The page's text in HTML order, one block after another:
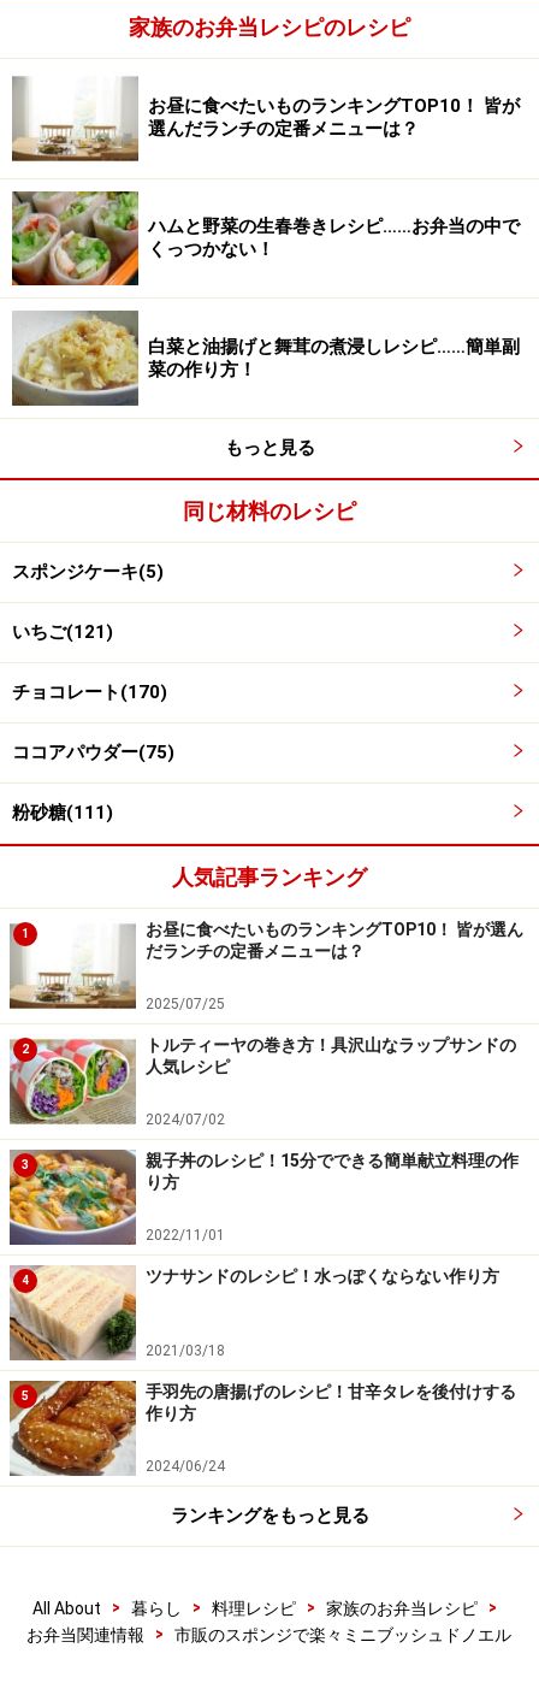
2
チョコクリームを作る
（チョコクリームを作る）生クリームに砂糖を加えて8
分立てにし、湯せんしたチョコレートと合わせてラム酒
3
モカクリームを作る
（モカクリームを作る）生クリームに砂糖を加えて9分
立てにし、熱湯で溶かしたインスタントコーヒーの粗熱
をとったものとラム酒を加えて合わせます。
家族のお弁当レシピのレシピ
お昼に食べたいものランキングTOP10！ 皆が
選んだランチの定番メニューは？
ハムと野菜の生春巻きレシピ……お弁当の中で
くっつかない！
白菜と油揚げと舞茸の煮浸しレシピ……簡単副
菜の作り方！
もっと見る
同じ材料のレシピ
スポンジケーキ(5)
いちご(121)
チョコレート(170)
ココアパウダー(75)
粉砂糖(111)
人気記事ランキング
1
お昼に食べたいものランキングTOP10！ 皆が選ん
だランチの定番メニューは？
2025/07/25
2
トルティーヤの巻き方！具沢山なラップサンドの
人気レシピ
2024/07/02
3
親子丼のレシピ！15分でできる簡単献立料理の作
り方
2022/11/01
4 ツナサンドのレシピ！水っぽくならない作り方
2021/03/18
5
手羽先の唐揚げのレシピ！甘辛タレを後付けする
作り方
2024/06/24
ランキングをもっと見る
All About > 暮らし > 料理レシピ > 家族のお弁当レシピ
>
お弁当関連情報
> 市販のスポンジで楽々ミニブッシュドノエル